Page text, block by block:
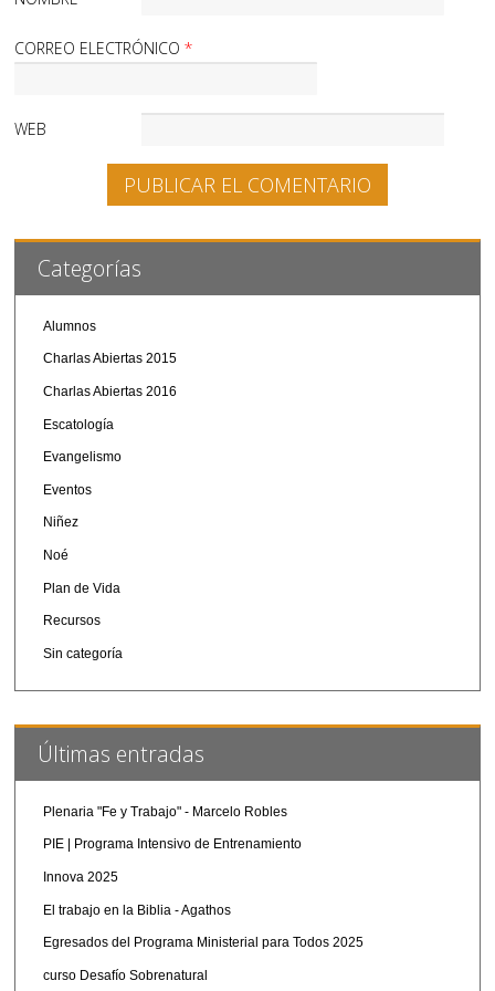
CORREO ELECTRÓNICO*
WEB
Categorías
Alumnos
Charlas Abiertas 2015
Charlas Abiertas 2016
Escatología
Evangelismo
Eventos
Niñez
Noé
Plan de Vida
Recursos
Sin categoría
Últimas entradas
Plenaria "Fe y Trabajo" - Marcelo Robles
PIE | Programa Intensivo de Entrenamiento
Innova 2025
El trabajo en la Biblia - Agathos
Egresados del Programa Ministerial para Todos 2025
curso Desafío Sobrenatural